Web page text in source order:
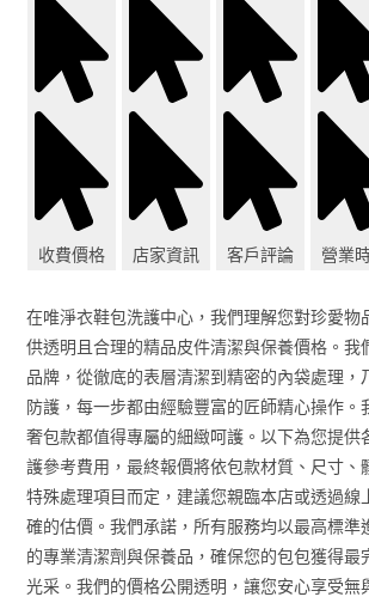
收費價格 店家資訊 客戶評論 營業
在唯淨衣鞋包洗護中心，我們理解您對珍愛物
供透明且合理的精品皮件清潔與保養價格。我
品牌，從徹底的表層清潔到精密的內袋處理，
防護，每一步都由經驗豐富的匠師精心操作。
奢包款都值得專屬的細緻呵護。以下為您提供
護參考費用，最終報價將依包款材質、尺寸、
特殊處理項目而定，建議您親臨本店或透過線
確的估價。我們承諾，所有服務均以最高標準
的專業清潔劑與保養品，確保您的包包獲得最
光采。我們的價格公開透明，讓您安心享受無